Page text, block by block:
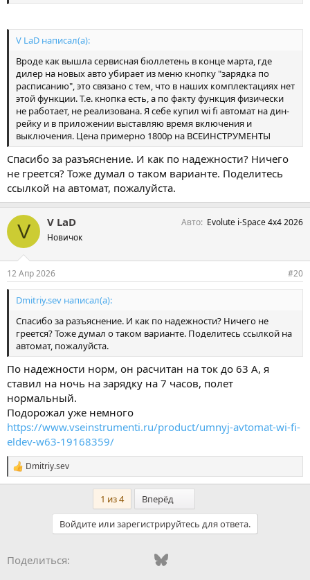
V LaD написал(а):
Вроде как вышла сервисная бюллетень в конце марта, где
дилер на новых авто убирает из меню кнопку "зарядка по
расписанию", это связано с тем, что в наших комплектациях нет
этой функции. Т.е. кнопка есть, а по факту функция физически
не работает, не реализована. Я себе купил wi fi автомат на дин-
рейку и в приложении выставляю время включения и
выключения. Цена примерно 1800р на ВСЕИНСТРУМЕНТЫ
Спасибо за разъяснение. И как по надежности? Ничего
не греется? Тоже думал о таком варианте. Поделитесь
ссылкой на автомат, пожалуйста.
V V LaD
Новичок
Авто Evolute i-Space 4x4 2026
12 Апр 2026 #20
Dmitriy.sev написал(а):
Спасибо за разъяснение. И как по надежности? Ничего не
греется? Тоже думал о таком варианте. Поделитесь ссылкой на
автомат, пожалуйста.
По надежности норм, он расчитан на ток до 63 А, я
ставил на ночь на зарядку на 7 часов, полет
нормальный.
Подорожал уже немного
https://www.vseinstrumenti.ru/product/umnyj-avtomat-wi-fi-
eldev-w63-19168359/
С
и
:
Dmitriy.sev
1 из 4 Вперёд
Войдите или зарегистрируйтесь для ответа.
Поделиться: Odnoklassniki
Mail.ruBluesky